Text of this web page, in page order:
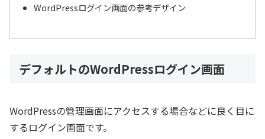
WordPressログイン画面の参考デザイン
デフォルトのWordPressログイン画面
WordPressの管理画面にアクセスする場合などに良く目に
するログイン画面です。